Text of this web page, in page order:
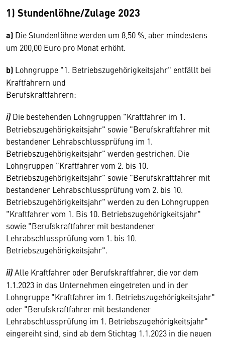
1) Stundenlöhne/Zulage 2023
a) Die Stundenlöhne werden um 8,50 %, aber mindestens
um 200,00 Euro pro Monat erhöht.
b) Lohngruppe "1. Betriebszugehörigkeitsjahr" entfällt bei
Kraftfahrern und
Berufskraftfahrern:
i) Die bestehenden Lohngruppen "Kraftfahrer im 1.
Betriebszugehörigkeitsjahr" sowie "Berufskraftfahrer mit
bestandener Lehrabschlussprüfung im 1.
Betriebszugehörigkeitsjahr" werden gestrichen. Die
Lohngruppen "Kraftfahrer vom 2. bis 10.
Betriebszugehörigkeitsjahr" sowie "Berufskraftfahrer mit
bestandener Lehrabschlussprüfung vom 2. bis 10.
Betriebszugehörigkeitsjahr" werden zu den Lohngruppen
"Kraftfahrer vom 1. Bis 10. Betriebszugehörigkeitsjahr"
sowie "Berufskraftfahrer mit bestandener
Lehrabschlussprüfung vom 1. bis 10.
Betriebszugehörigkeitsjahr".
ii)Alle Kraftfahrer oder Berufskraftfahrer, die vor dem
1.1.2023 in das Unternehmen eingetreten und in der
Lohngruppe "Kraftfahrer im 1. Betriebszugehörigkeitsjahr"
oder "Berufskraftfahrer mit bestandener
Lehrabschlussprüfung im 1. Betriebszugehörigkeitsjahr"
eingereiht sind, sind ab dem Stichtag 1.1.2023 in die neuen